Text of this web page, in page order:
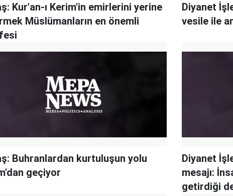
Kur'an-ı Kerim'in emirlerini yerine
Müslümanların en önemli
Diyanet
vesile ile
Buhranlardan kurtuluşun yolu
geçiyor
Diyanet
mesajı:
getirdiği